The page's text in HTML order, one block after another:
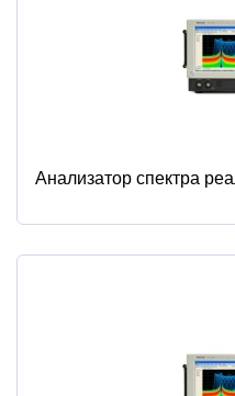
Анализатор спектра